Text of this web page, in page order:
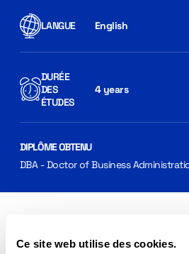
Ce site web utilise des cookies.
LANGUE English
DURÉE
DES
ÉTUDES
4 years
DIPLÔME OBTENU
DBA - Doctor of Business
Pourquoi choisir le DBA ICN